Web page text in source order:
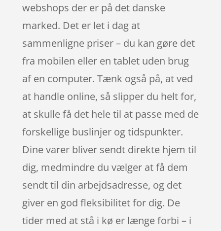
webshops der er på det danske
marked. Det er let i dag at
sammenligne priser – du kan gøre det
fra mobilen eller en tablet uden brug
af en computer. Tænk også på, at ved
at handle online, så slipper du helt for,
at skulle få det hele til at passe med de
forskellige buslinjer og tidspunkter.
Dine varer bliver sendt direkte hjem til
dig, medmindre du vælger at få dem
sendt til din arbejdsadresse, og det
giver en god fleksibilitet for dig. De
tider med at stå i kø er længe forbi – i